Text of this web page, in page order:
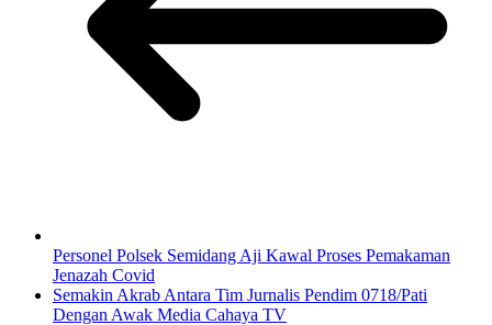
Personel Polsek Semidang Aji Kawal Proses Pemakaman
Jenazah Covid
Semakin Akrab Antara Tim Jurnalis Pendim 0718/Pati
Dengan Awak Media Cahaya TV